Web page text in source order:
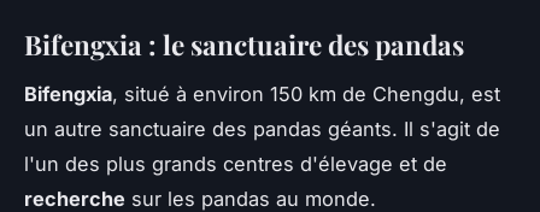
Bifengxia : le sanctuaire des pandas
Bifengxia, situé à environ 150 km de Chengdu, est
un autre sanctuaire des pandas géants. Il s'agit de
l'un des plus grands centres d'élevage et de
recherche sur les pandas au monde.